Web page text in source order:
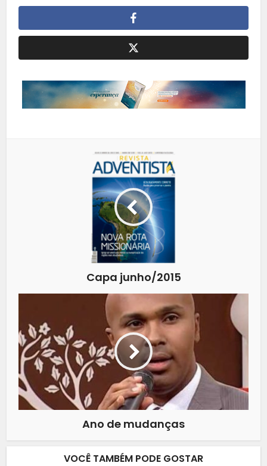
Capa junho/2015
Ano de mudanças
VOCÊ TAMBÉM PODE GOSTAR